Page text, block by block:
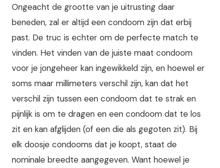
Ongeacht de grootte van je uitrusting daar
beneden, zal er altijd een condoom zijn dat erbij
past. De truc is echter om de perfecte match te
vinden. Het vinden van de juiste maat condoom
voor je jongeheer kan ingewikkeld zijn, en hoewel er
soms maar millimeters verschil zijn, kan dat het
verschil zijn tussen een condoom dat te strak en
pijnlijk is om te dragen en een condoom dat te los
zit en kan afglijden (of een die als gegoten zit). Bij
elk doosje condooms dat je koopt, staat de
nominale breedte aangegeven. Want hoewel je